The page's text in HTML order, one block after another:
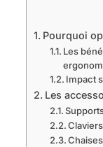
Pourquoi
Les
Impact
Les